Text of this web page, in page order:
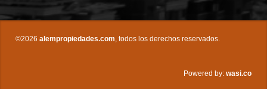
©2026 alempropiedades.com, todos los derechos reservados.
Powered by: wasi.co